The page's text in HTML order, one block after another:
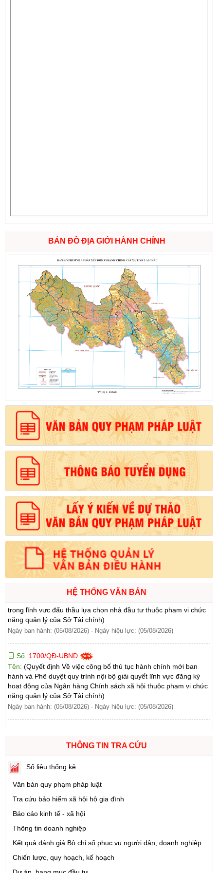
BẢN ĐỒ ĐỊA GIỚI HÀNH CHÍNH
HỆ THỐNG VĂN BẢN
Số:
6731/UBND-KTN
Tên:(Công văn V/v triển khai thực hiện Nghị định số
303/2026/NĐ-CP ngày 01/8/2026 của Chính phủ sửa đổi, bổ
sung một số điều của Nghị định số 32/2024/NĐ-CP ngày
15/3/2024 của Chính phủ về quản lý, phát triển cụm công nghiệp)
Ngày ban hành: (06/08/2026)
Số:1701/QĐ-UBND
Tên:(Quyết định Về việc công bố thủ tục hành chính được sửa
đổi, bổ sung và phê duyệt Quy trình nội bộ giải quyết trong lĩnh
vực thành lập và hoạt động của hộ kinh doanh thuộc phạm vi
chức năng quản lý của Sở Tài chính)
Ngày ban hành: (05/08/2026) -Ngày hiệu lực: (05/08/2026)
Số:1705/QĐ-UBND
Tên:(Quyết định Về việc công bố thủ tục hành chính sửa đổi, bổ
sung và phê duyệt Quy trình nội bộ giải quyết thủ tục hành chính
trong lĩnh vực đấu thầu lựa chọn nhà đầu tư thuộc phạm vi chức
năng quản lý của Sở Tài chính)
Ngày ban hành: (05/08/2026) -Ngày hiệu lực: (05/08/2026)
Số:1700/QĐ-UBND
Tên:(Quyết định Về việc công bố thủ tục hành chính mới ban
hành và Phê duyệt quy trình nội bộ giải quyết lĩnh vực đăng ký
hoạt động của Ngân hàng Chính sách xã hội thuộc phạm vi chức
năng quản lý của Sở Tài chính)
Ngày ban hành: (05/08/2026) -Ngày hiệu lực: (05/08/2026)
Số:1699/QĐ-UBND
Châu (Phiên bản 1.0))
Tên:(Quyết định Về việc công bố thủ tục hành chính được sửa
đổi, bổ sung và phê duyệt Quy trình nội bộ giải quyết thủ tục
đăng ký thuộc phạm vi chức năng quản lý của Sở Tài chính)
Ngày ban hành: (05/08/2026)
Số:
(Công văn V/v triển khai thực hiện Nghị định số
THÔNG TIN TRA CỨU
Số liệu thống kê
Văn bản quy phạm pháp luật
Tra cứu bảo hiểm xã hội hộ gia đình
Báo cáo kinh tế - xã hội
Thông tin doanh nghiệp
Kết quả đánh giá Bộ chỉ số phục vụ người dân, doanh nghiệp
Chiến lược, quy hoạch, kế hoạch